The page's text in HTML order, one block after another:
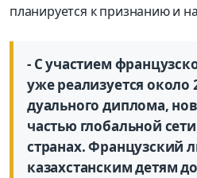
планируется к признанию и
- С участием
уже реализуется около
дуального диплома,
частью глобальной
странах. Французский
казахстанским детям